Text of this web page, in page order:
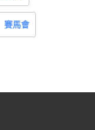
賽馬會